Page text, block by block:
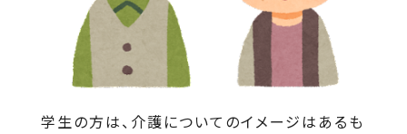
学生の方は、介護についてのイメージはあるも